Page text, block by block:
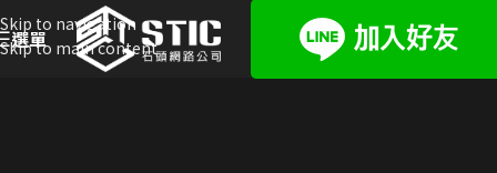
Skip to navigation
Skip to main content
選單